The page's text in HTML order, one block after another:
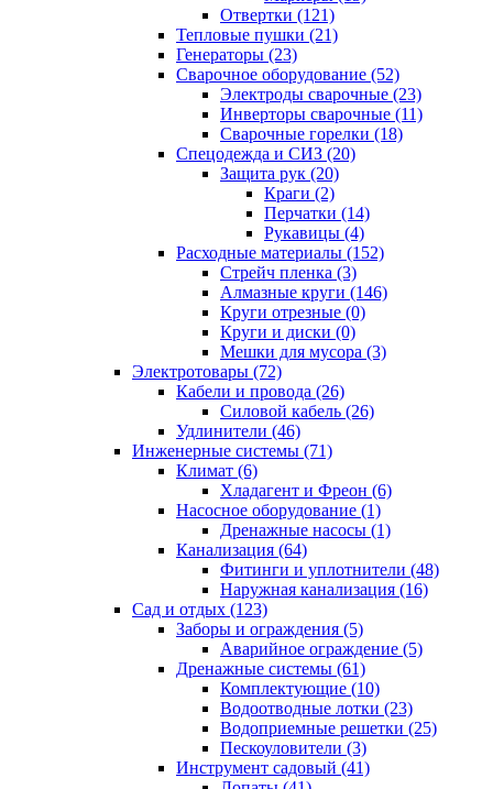
Отвертки (121)
Тепловые пушки (21)
Генераторы (23)
Сварочное оборудование (52)
Электроды сварочные (23)
Инверторы сварочные (11)
Сварочные горелки (18)
Спецодежда и СИЗ (20)
Защита рук (20)
Краги (2)
Перчатки (14)
Рукавицы (4)
Расходные материалы (152)
Стрейч пленка (3)
Алмазные круги (146)
Круги отрезные (0)
Круги и диски (0)
Мешки для мусора (3)
Электротовары (72)
Кабели и провода (26)
Силовой кабель (26)
Удлинители (46)
Инженерные системы (71)
Климат (6)
Хладагент и Фреон (6)
Насосное оборудование (1)
Дренажные насосы (1)
Канализация (64)
Фитинги и уплотнители (48)
Наружная канализация (16)
Сад и отдых (123)
Заборы и ограждения (5)
Аварийное ограждение (5)
Дренажные системы (61)
Комплектующие (10)
Водоотводные лотки (23)
Водоприемные решетки (25)
Пескоуловители (3)
Инструмент садовый (41)